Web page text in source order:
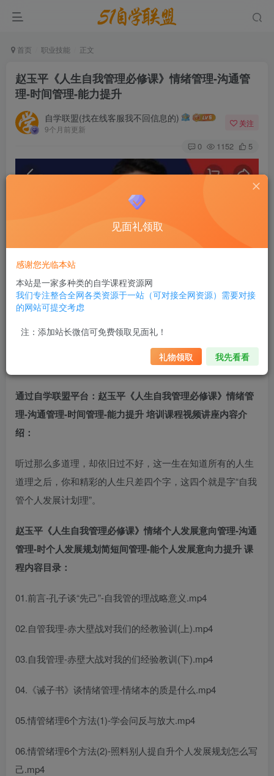
首页 职业技能 正文
赵玉平《人生自我管理必修课》情绪管理-沟通管
理-时间管理-能力提升
自学联盟(找在线客服我不回信息的)
9个月前更新
关注
0 1152 5
通过自学联盟平台：赵玉平《人生自我管理必修课》情绪管
理-沟通管理-时间管理-能力提升 培训课程视频讲座内容介
绍：
听过那么多道理，却依旧过不好，这一生在知道所有的人生
道理之后，你和精彩的人生只差四个字，这四个就是字“自我
管个人发展计划理”。
赵玉平《人生自我管理必修课》情绪个人发展意向管理-沟通
管理-时个人发展规划简短间管理-能个人发展意向力提升 课
程内容目录：
01.前言-孔子谈“先己”-自我管的理‬战略意义.mp4
02.自管我‬理-赤大壁‬战对我们的经教验‬训(上).mp4
03.自我管理-赤壁大战对我的们‬经验教训(下).mp4
04.《诫子书》谈情绪管理-情绪本的‬质是什么.mp4
05.情管绪‬理6个方法(1)-学会问反‬与放大.mp4
06.情管绪‬理6个方法(2)-照料别人提自升个人发展规划怎么写
己.mp4
见面礼领取
感谢您光临本站
本站是一家多种类的自学课程资源网
我们专注整合全网各类资源于一站（可对接全网资源）需要对接
的网站可提交考虑
注：添加站长微信可免费领取见面礼！
礼物领取 我先看看